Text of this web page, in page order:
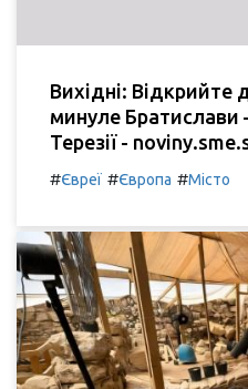
Вихідні: Відкрийте
минуле Братислави
Терезії -
#Євреї #Європа #Місто